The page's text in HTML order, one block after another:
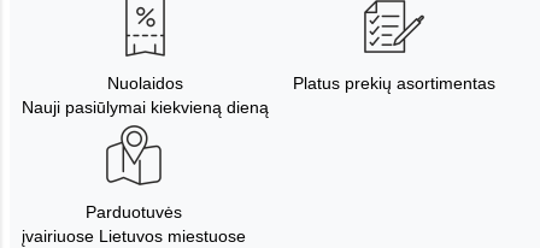
Nuolaidos
Nauji pasiūlymai kiekvieną dieną
Platus prekių asortimentas
Parduotuvės
įvairiuose Lietuvos miestuose